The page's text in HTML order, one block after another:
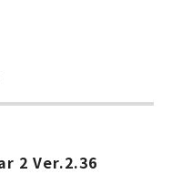
2 Ver.2.36